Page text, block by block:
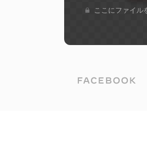
ここにファイル